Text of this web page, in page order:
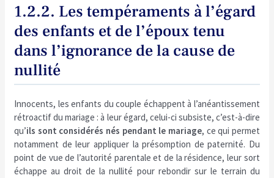
1.2.2. Les tempéraments à l’égard
des enfants et de l’époux tenu
dans l’ignorance de la cause de
nullité
Innocents, les enfants du couple échappent à l’anéantissement
rétroactif du mariage : à leur égard, celui-ci subsiste, c’est-à-dire
qu’ils sont considérés nés pendant le mariage, ce qui permet
notamment de leur appliquer la présomption de paternité. Du
point de vue de l’autorité parentale et de la résidence, leur sort
échappe au droit de la nullité pour rebondir sur le terrain du